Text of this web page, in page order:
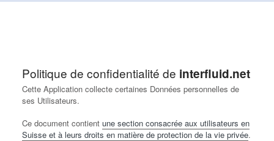
Politique de confidentialité de interfluid.net
Cette Application collecte certaines Données personnelles de
ses Utilisateurs.
Ce document contient une section consacrée aux utilisateurs en
Suisse et à leurs droits en matière de protection de la vie privée.